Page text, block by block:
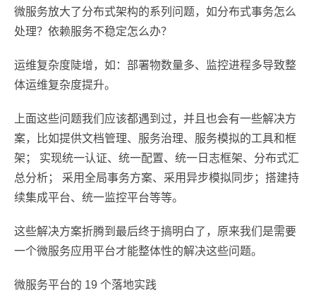
微服务放大了分布式架构的系列问题，如分布式事务怎么
处理？依赖服务不稳定怎么办？
运维复杂度陡增，如：部署物数量多、监控进程多导致整
体运维复杂度提升。
上面这些问题我们应该都遇到过，并且也会有一些解决方
案，比如提供文档管理、服务治理、服务模拟的工具和框
架； 实现统一认证、统一配置、统一日志框架、分布式汇
总分析； 采用全局事务方案、采用异步模拟同步；搭建持
续集成平台、统一监控平台等等。
这些解决方案折腾到最后终于搞明白了，原来我们是需要
一个微服务应用平台才能整体性的解决这些问题。
微服务平台的 19 个落地实践